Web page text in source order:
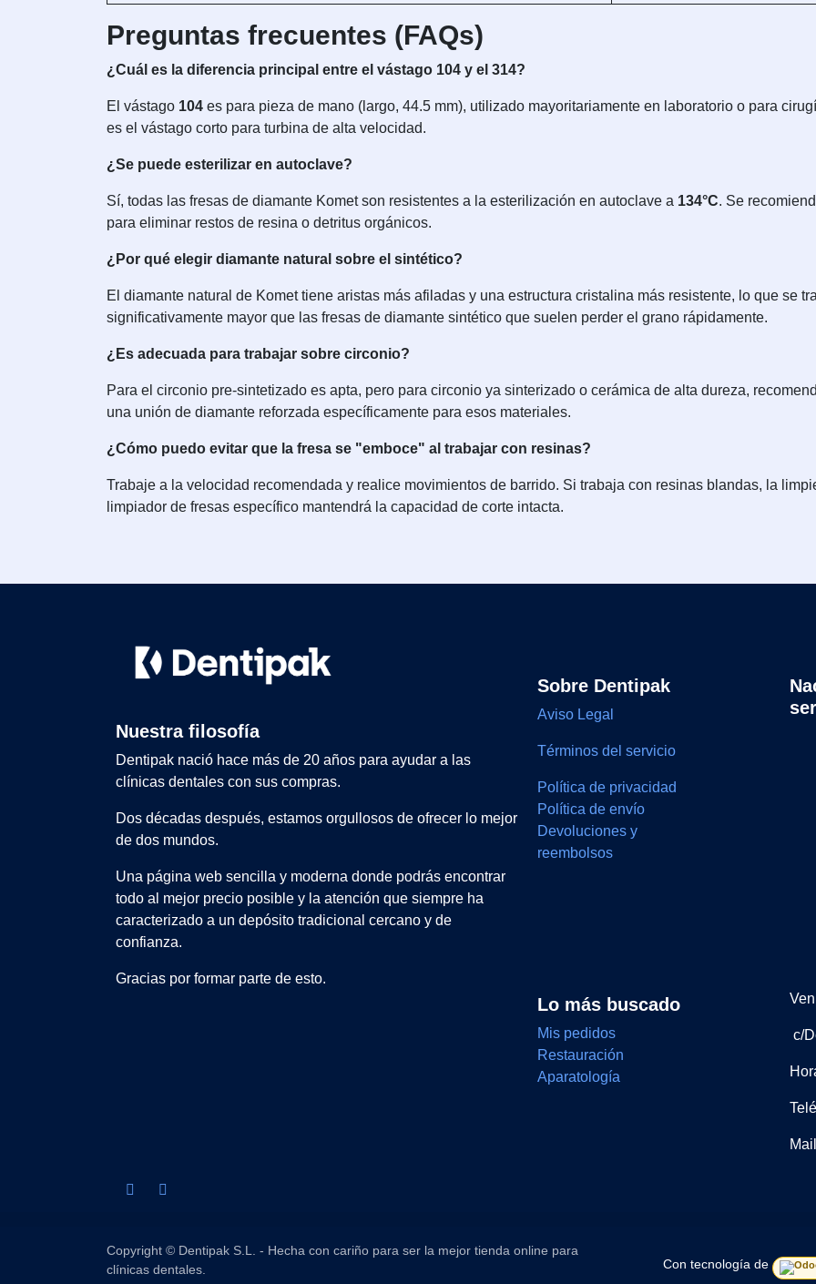
Preguntas frecuentes (FAQs)
¿Cuál es la diferencia principal entre el vástago 104 y el 314?
El vástago 104 es para pieza de mano (largo, 44.5 mm), utilizado mayoritariamente en laboratorio o para
es el vástago corto para turbina de alta velocidad.
¿Se puede esterilizar en autoclave?
Sí, todas las fresas de diamante Komet son resistentes a la esterilización en autoclave a 134°C. Se
para eliminar restos de resina o detritus orgánicos.
¿Por qué elegir diamante natural sobre el sintético?
El diamante natural de Komet tiene aristas más afiladas y una estructura cristalina más resistente, lo que se
significativamente mayor que las fresas de diamante sintético que suelen perder el grano rápidamente.
¿Es adecuada para trabajar sobre circonio?
Para el circonio pre-sintetizado es apta, pero para circonio ya sinterizado o cerámica de alta dureza,
una unión de diamante reforzada específicamente para esos materiales.
¿Cómo puedo evitar que la fresa se "emboce" al trabajar con resinas?
Trabaje a la velocidad recomendada y realice movimientos de barrido. Si trabaja con resinas blandas, la
limpiador de fresas específico mantendrá la capacidad de corte intacta.
Lo más buscado
Mis pedidos
Restauración
Aparatología
Sobre Dentipak
Aviso Legal
Términos del servicio
Política de privacidad
Política de envío
Devoluciones y
reembolsos
c/
Nuestra filosofía
Dentipak nació hace más de 20 años para ayudar a las
clínicas dentales con sus compras.
Dos décadas después, estamos orgullosos de ofrecer lo mejor
de dos mundos.
Una página web sencilla y moderna donde podrás encontrar
todo al mejor precio posible y la atención que siempre ha
caracterizado a un depósito tradicional cercano y de
confianza.
Gracias por formar parte de esto.
Copyright © Dentipak S.L. - Hecha con cariño para ser la mejor tienda online para
clínicas dentales.
Con tecnología de